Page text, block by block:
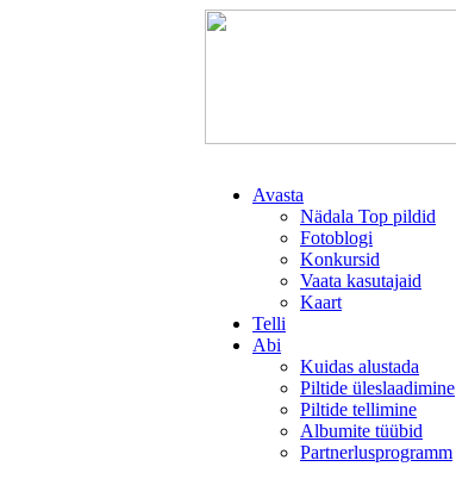
Avasta
Nädala Top pildid
Fotoblogi
Konkursid
Vaata kasutajaid
Kaart
Telli
Abi
Kuidas alustada
Piltide üleslaadimine
Piltide tellimine
Albumite tüübid
Partnerlusprogramm